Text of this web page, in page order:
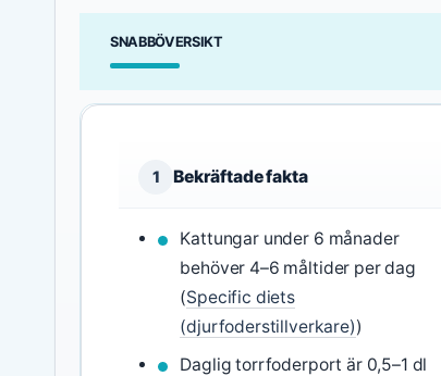
SNABBÖVERSIKT
1 Bekräftade fakta
Kattungar under 6 månader
behöver 4–6 måltider per dag
(Specific diets
(djurfoderstillverkare))
Daglig torrfoderport är 0,5–1 dl